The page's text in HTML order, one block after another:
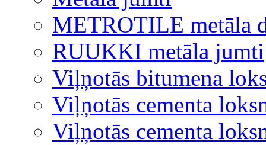
METROTILE metāla
RUUKKI metāla jumti
Viļņotās bitumena
Viļņotās cementa
Viļņotās cementa